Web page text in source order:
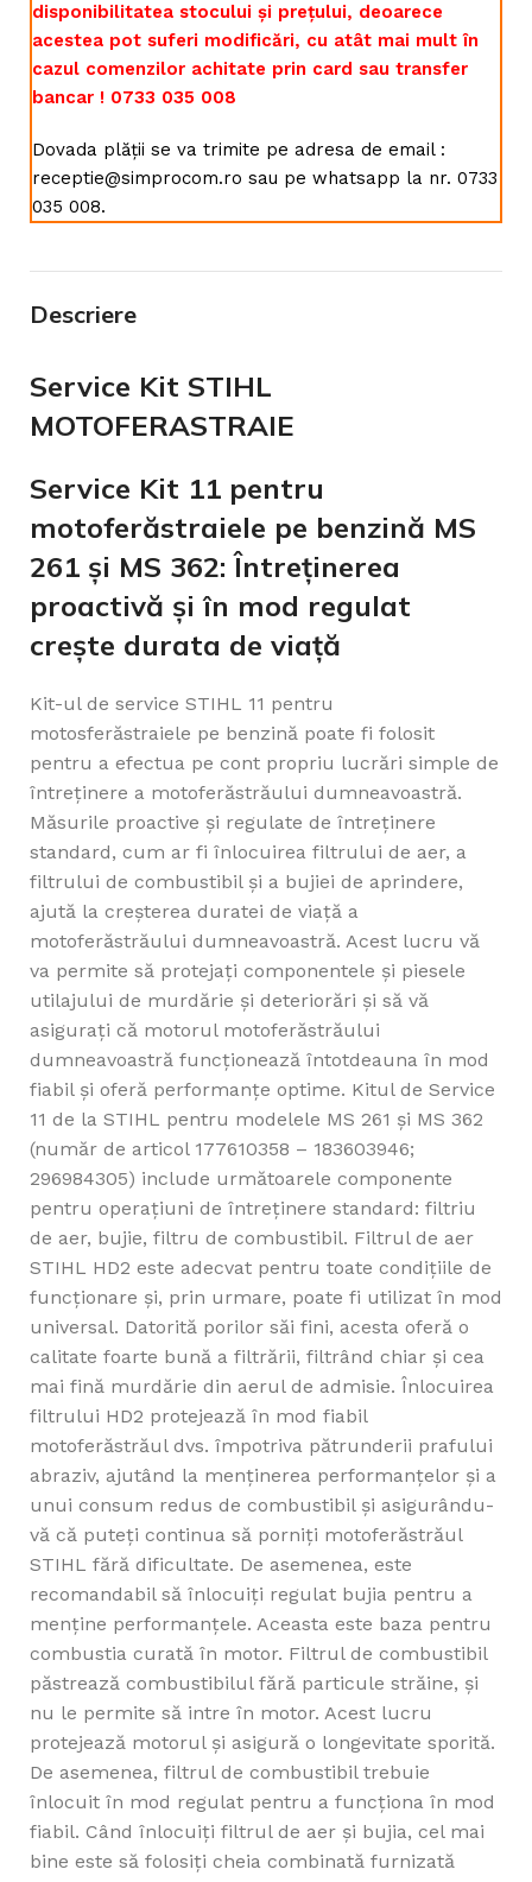
disponibilitatea stocului și prețului, deoarece
acestea pot suferi modificări, cu atât mai mult în
cazul comenzilor achitate prin card sau transfer
bancar ! 0733 035 008
Dovada plății se va trimite pe adresa de email :
receptie@simprocom.ro sau pe whatsapp la nr. 0733
035 008.
Descriere
Service Kit STIHL
MOTOFERASTRAIE
Service Kit 11 pentru
motoferăstraiele pe benzină MS
261 și MS 362: Întreținerea
proactivă și în mod regulat
crește durata de viață
Kit-ul de service STIHL 11 pentru
motosferăstraiele pe benzină poate fi folosit
pentru a efectua pe cont propriu lucrări simple de
întreținere a motoferăstrăului dumneavoastră.
Măsurile proactive și regulate de întreținere
standard, cum ar fi înlocuirea filtrului de aer, a
filtrului de combustibil și a bujiei de aprindere,
ajută la creșterea duratei de viață a
motoferăstrăului dumneavoastră. Acest lucru vă
va permite să protejați componentele și piesele
utilajului de murdărie și deteriorări și să vă
asigurați că motorul motoferăstrăului
dumneavoastră funcționează întotdeauna în mod
fiabil și oferă performanțe optime. Kitul de Service
11 de la STIHL pentru modelele MS 261 și MS 362
(număr de articol 177610358 – 183603946;
296984305) include următoarele componente
pentru operaţiuni de întreținere standard: filtriu
de aer, bujie, filtru de combustibil. Filtrul de aer
STIHL HD2 este adecvat pentru toate condițiile de
funcționare și, prin urmare, poate fi utilizat în mod
universal. Datorită porilor săi fini, acesta oferă o
calitate foarte bună a filtrării, filtrând chiar și cea
mai fină murdărie din aerul de admisie. Înlocuirea
filtrului HD2 protejează în mod fiabil
motoferăstrăul dvs. împotriva pătrunderii prafului
abraziv, ajutând la menținerea performanțelor și a
unui consum redus de combustibil și asigurându-
vă că puteți continua să porniți motoferăstrăul
STIHL fără dificultate. De asemenea, este
recomandabil să înlocuiți regulat bujia pentru a
menține performanțele. Aceasta este baza pentru
combustia curată în motor. Filtrul de combustibil
păstrează combustibilul fără particule străine, și
nu le permite să intre în motor. Acest lucru
protejează motorul și asigură o longevitate sporită.
De asemenea, filtrul de combustibil trebuie
înlocuit în mod regulat pentru a funcționa în mod
fiabil. Când înlocuiți filtrul de aer și bujia, cel mai
bine este să folosiți cheia combinată furnizată